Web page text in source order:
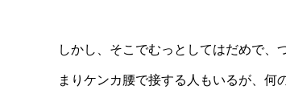
しかし、そこでむっとしてはだめで、
まりケンカ腰で接する人もいるが、